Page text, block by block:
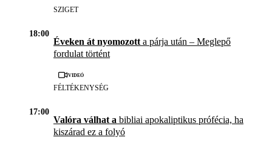
SZIGET
18:00
Éveken át nyomozott a párja után – Meglepő
fordulat történt
Videó
FÉLTÉKENYSÉG
17:00
Valóra válhat a bibliai apokaliptikus prófécia, ha
kiszárad ez a folyó